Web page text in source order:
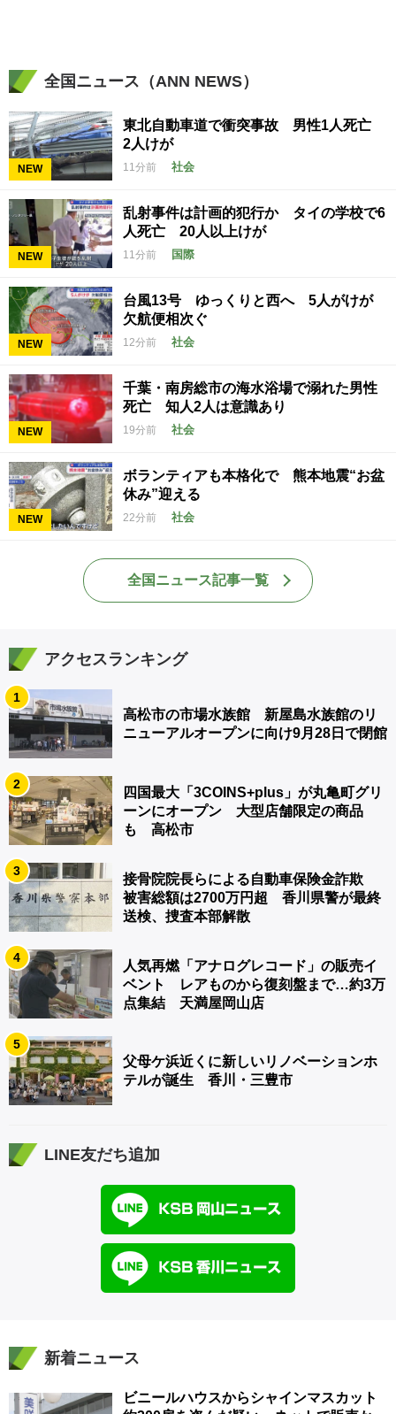
全国ニュース（ANN NEWS）
NEW
東北自動車道で衝突事故 男性1人死亡
2人けが
11分前 社会
NEW
乱射事件は計画的犯行か タイの学校で6
人死亡 20人以上けが
11分前 国際
NEW
台風13号 ゆっくりと西へ 5人がけが
欠航便相次ぐ
12分前 社会
NEW
千葉・南房総市の海水浴場で溺れた男性
死亡 知人2人は意識あり
19分前 社会
NEW
ボランティアも本格化で 熊本地震“お盆
休み”迎える
22分前 社会
全国ニュース記事一覧
アクセスランキング
1
高松市の市場水族館 新屋島水族館のリ
ニューアルオープンに向け9月28日で閉館
2
四国最大「3COINS+plus」が丸亀町グリ
ーンにオープン 大型店舗限定の商品
も 高松市
3
接骨院院長らによる自動車保険金詐欺
被害総額は2700万円超 香川県警が最終
送検、捜査本部解散
4
人気再燃「アナログレコード」の販売イ
ベント レアものから復刻盤まで…約3万
点集結 天満屋岡山店
5
父母ケ浜近くに新しいリノベーションホ
テルが誕生 香川・三豊市
LINE友だち追加
新着ニュース
ビニールハウスからシャインマスカット